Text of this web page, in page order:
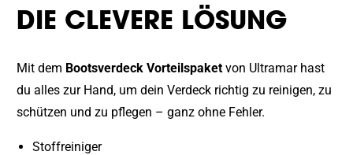
DIE CLEVERE LÖSUNG
Mit dem Bootsverdeck Vorteilspaketvon Ultramar hast
du alles zur Hand, um dein Verdeck richtig zu reinigen, zu
schützen und zu pflegen – ganz ohne Fehler.
Stoffreiniger